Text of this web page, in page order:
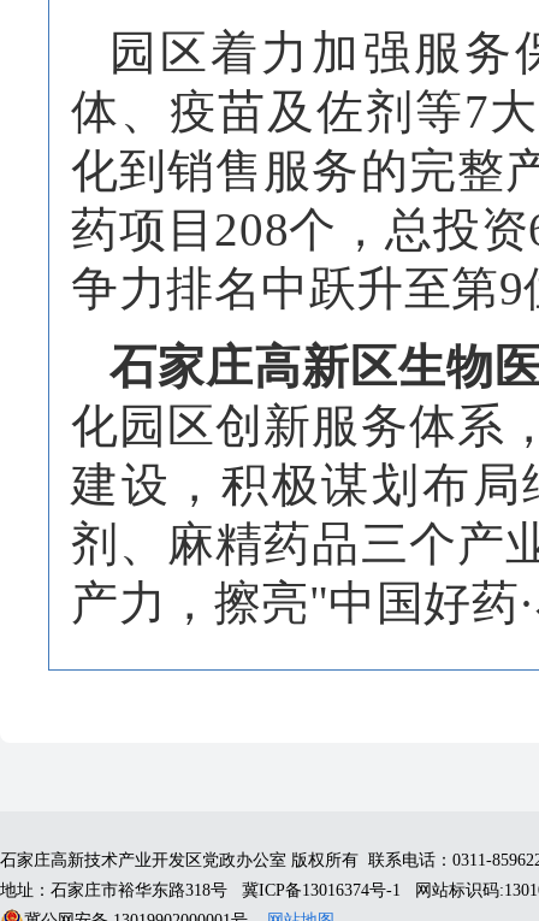
园区着力加强服务
体、疫苗及佐剂等7
化到销售服务的完整
药项目208个，总投
争力排名中跃升至第9
石家庄高新区生物
化园区创新服务体系
建设，积极谋划布
剂、麻精药品三个产
产力，擦亮"中国好药